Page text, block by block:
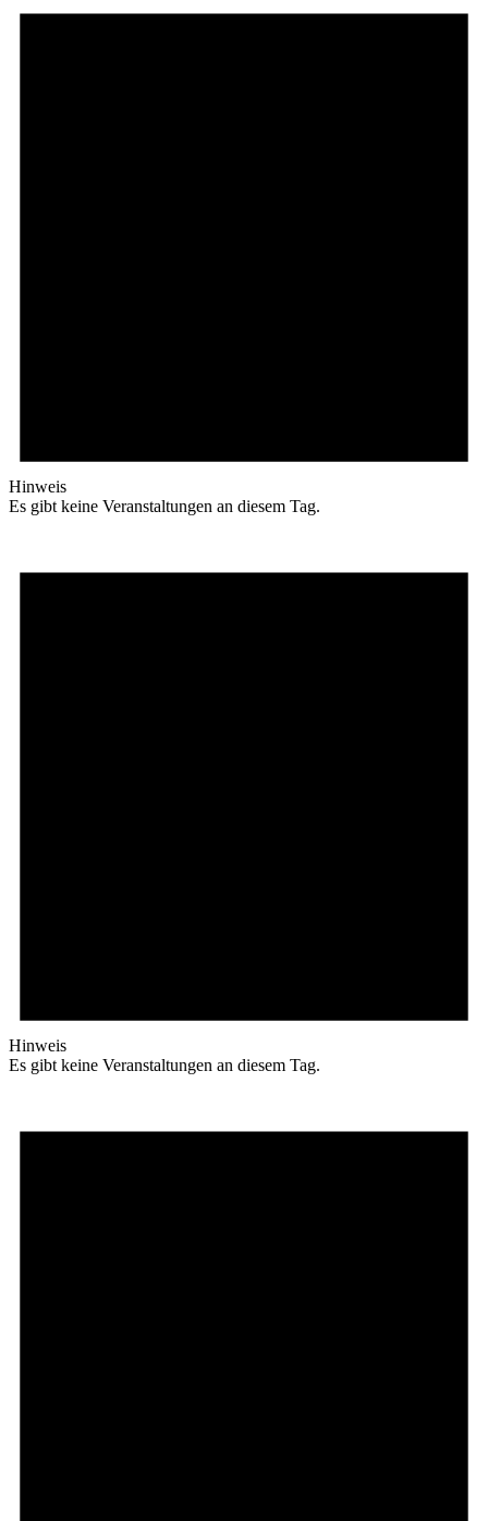
Hinweis
Es gibt keine Veranstaltungen an diesem Tag.
Hinweis
Es gibt keine Veranstaltungen an diesem Tag.